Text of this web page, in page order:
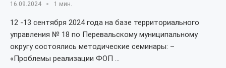
16.09.2024 1 мин.
12 -13 сентября 2024 года на базе территориального
управления № 18 по Перевальскому муниципальному
округу состоялись методические семинары: –
«Проблемы реализации ФОП …